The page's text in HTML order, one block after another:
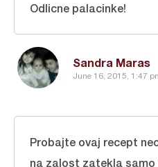
Sandra Maras
June 16, 2015, 1:47
Odlicne palacinke!
Probajte ovaj recept
na zalost zatekla samo